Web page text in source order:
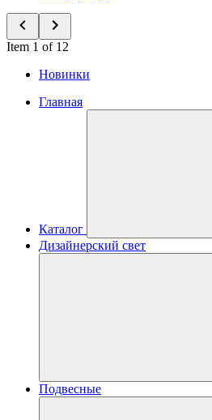
Item 1 of 12
Новинки
Главная
Каталог
Дизайнерский свет
Подвесные